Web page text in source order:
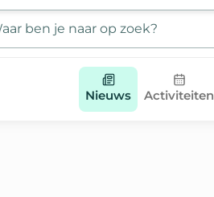
Nieuws Activiteiten